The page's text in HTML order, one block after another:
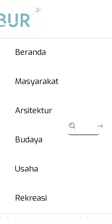
Beranda
Masyarakat
Arsitektur
Budaya
Usaha
Rekreasi